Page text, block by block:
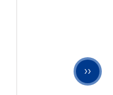
››